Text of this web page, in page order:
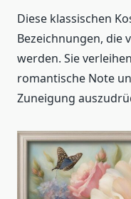
Diese klassischen
Bezeichnungen, die
werden. Sie
romantische Note
Zuneigung